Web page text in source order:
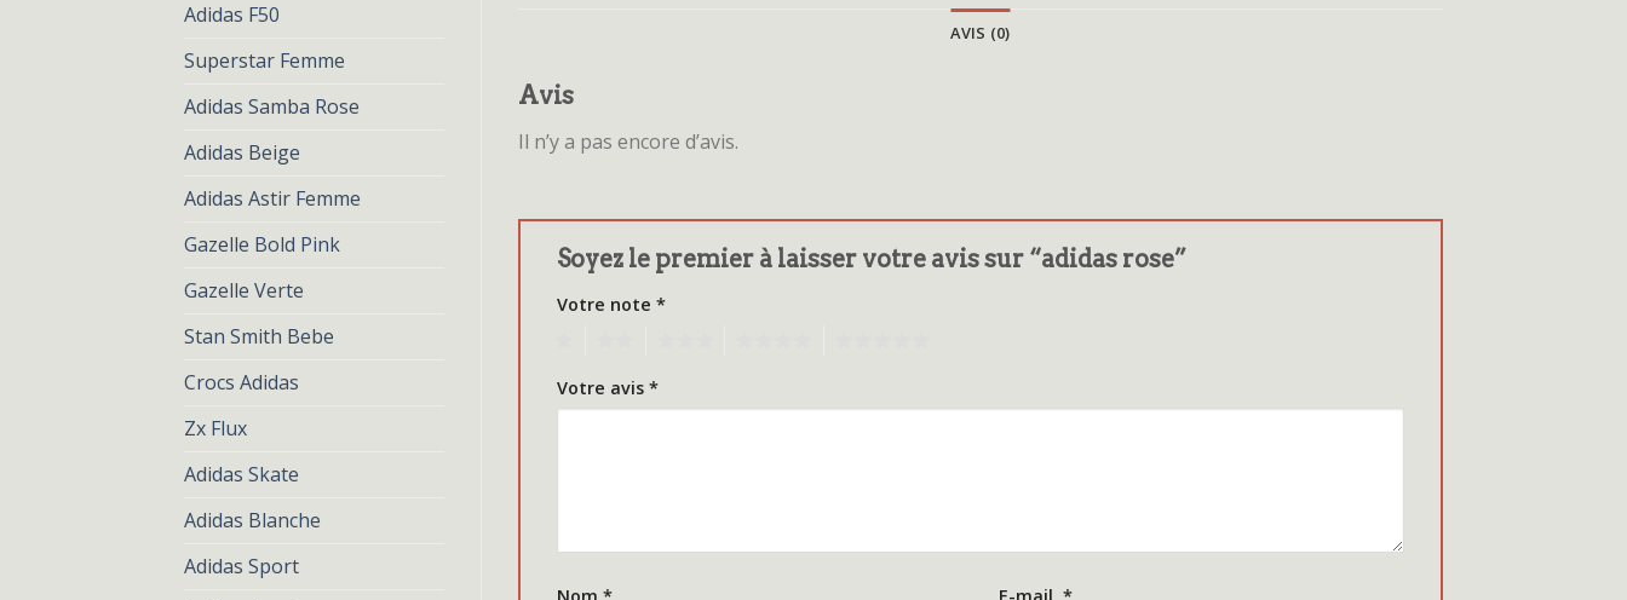
Adidas F50
Superstar Femme
Adidas Samba Rose
Adidas Beige
Adidas Astir Femme
Gazelle Bold Pink
Gazelle Verte
Stan Smith Bebe
Crocs Adidas
Zx Flux
Adidas Skate
Adidas Blanche
Adidas Sport
AVIS (0)
Avis
Il n’y a pas encore d’avis.
Soyez le premier à laisser votre avis sur “adidas rose”
Votre note *
Votre avis *